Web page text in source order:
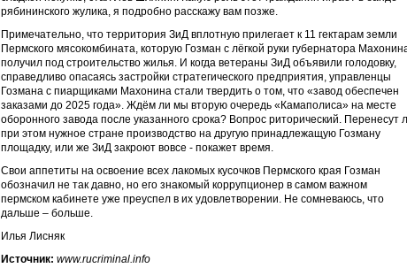
рябининского жулика, я подробно расскажу вам позже.
Примечательно, что территория ЗиД вплотную прилегает к 11 гектарам земли
Пермского мясокомбината, которую Гозман с лёгкой руки губернатора
получил под строительство жилья. И когда ветераны ЗиД объявили голодовку,
справедливо опасаясь застройки стратегического предприятия, управленцы
Гозмана с пиарщиками Махонина стали твердить о том, что «завод обеспечен
заказами до 2025 года». Ждём ли мы вторую очередь «Камаполиса» на месте
оборонного завода после указанного срока? Вопрос риторический. Перенесут
при этом нужное стране производство на другую принадлежащую Гозману
площадку, или же ЗиД закроют вовсе - покажет время.
Свои аппетиты на освоение всех лакомых кусочков Пермского края Гозман
обозначил не так давно, но его знакомый коррупционер в самом важном
пермском кабинете уже преуспел в их удовлетворении. Не сомневаюсь, что
дальше – больше.
Илья Лисняк
Источник: www.rucriminal.info